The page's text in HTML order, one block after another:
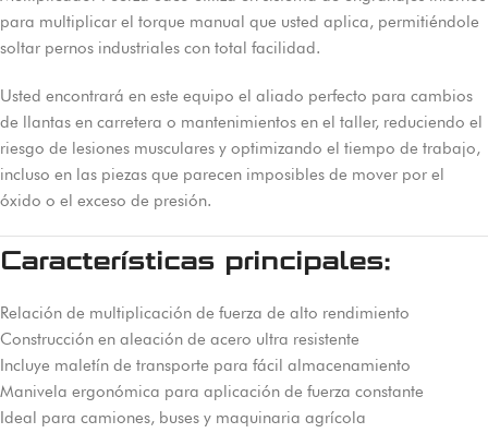
para multiplicar el torque manual que usted aplica, permitiéndole
soltar pernos industriales con total facilidad.
Usted encontrará en este equipo el aliado perfecto para cambios
de llantas en carretera o mantenimientos en el taller, reduciendo el
riesgo de lesiones musculares y optimizando el tiempo de trabajo,
incluso en las piezas que parecen imposibles de mover por el
óxido o el exceso de presión.
Características principales:
Relación de multiplicación de fuerza de alto rendimiento
Construcción en aleación de acero ultra resistente
Incluye maletín de transporte para fácil almacenamiento
Manivela ergonómica para aplicación de fuerza constante
Ideal para camiones, buses y maquinaria agrícola